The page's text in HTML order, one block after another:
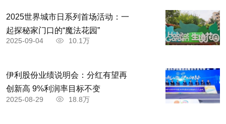
2025世界城市日系列首场活动：一
起探秘家门口的“魔法花园”
2025-09-04 10.1万
伊利股份业绩说明会：分红有望再
创新高 9%利润率目标不变
2025-08-29 18.8万